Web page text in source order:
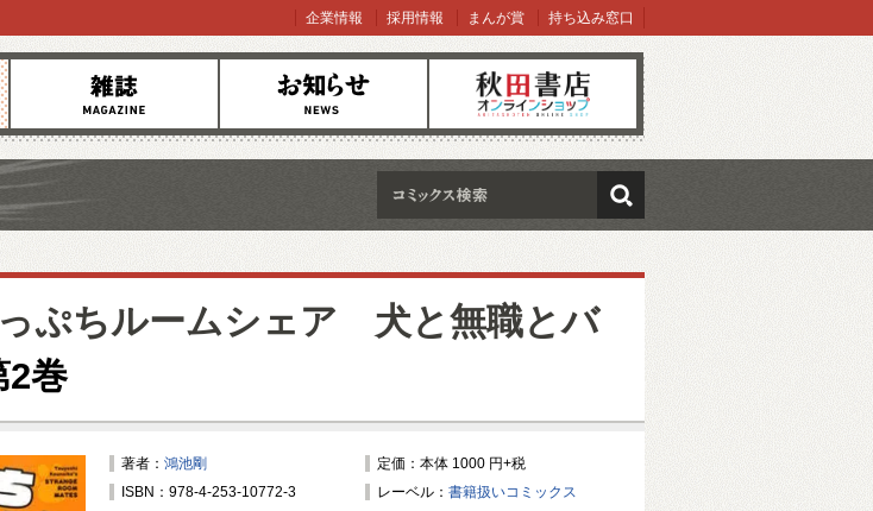
雑誌 お知らせ オンラインショップ
企業情報 採用情報 まんが賞 持ち込み窓口
検索
ぷちルームシェア 犬と無職とバ
2巻
著者： 鴻池剛
定価：本体 1000 円+税
ISBN：978-4-253-10772-3
レーベル： 書籍扱いコミックス